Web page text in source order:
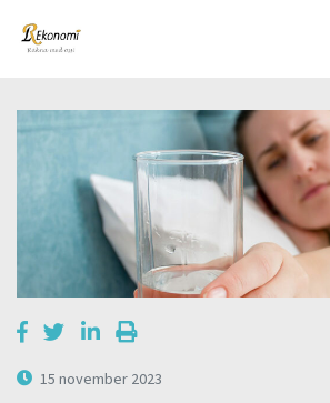
15 november 2023